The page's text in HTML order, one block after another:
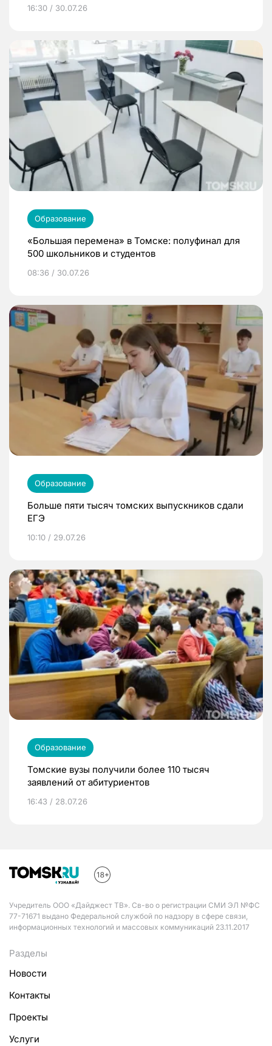
16:30 / 30.07.26
Образование
«Большая перемена» в Томске: полуфинал для
500 школьников и студентов
08:36 / 30.07.26
Образование
Больше пяти тысяч томских выпускников сдали
ЕГЭ
10:10 / 29.07.26
Образование
Томские вузы получили более 110 тысяч
заявлений от абитуриентов
16:43 / 28.07.26
Учредитель ООО «Дайджест ТВ». Св-во о регистрации СМИ ЭЛ №ФС
77-71671 выдано Федеральной службой по надзору в сфере связи,
информационных технологий и массовых коммуникаций 23.11.2017
Разделы
Новости
Контакты
Проекты
Услуги